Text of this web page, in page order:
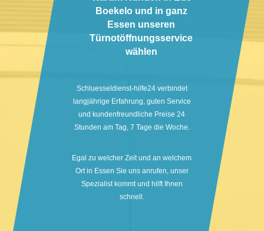
Boekelo und in ganz
Essen unseren
Türnotöffnungsservice
wählen
Schluesseldienst-hilfe24 verbindet
langjährige Erfahrung, guten Service
und kundenfreundliche Preise 24
Stunden am Tag, 7 Tage die Woche.
Egal zu welcher Zeit und an welchem
Ort in Essen Sie uns anrufen, unser
Spezialist kommt und hilft Ihnen
schnell.